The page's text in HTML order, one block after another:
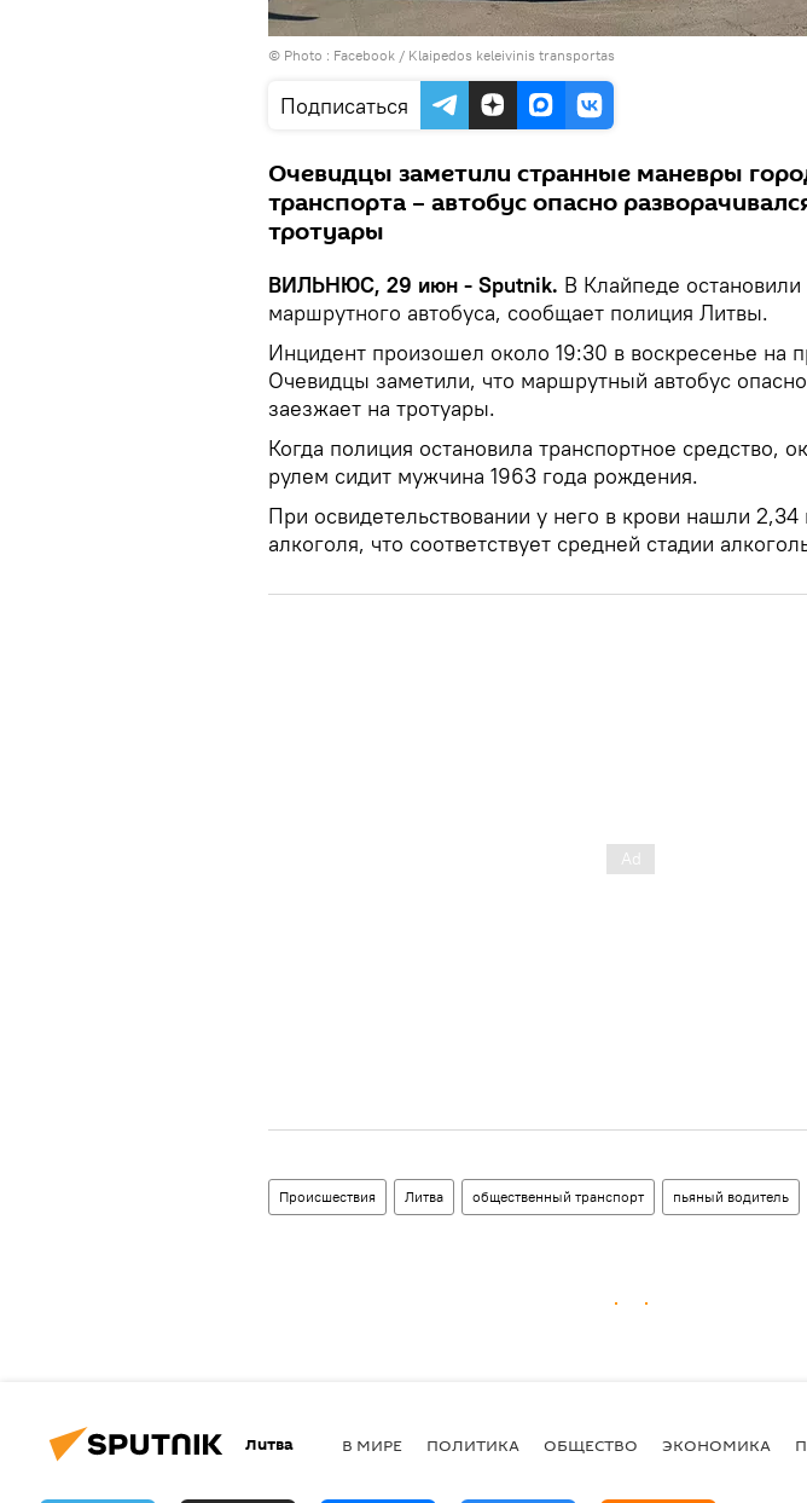
© Photo : Facebook / Klaipedos keleivinis transportas
Подписаться
Очевидцы заметили странные маневры
транспорта – автобус опасно
тротуары
ВИЛЬНЮС, 29 июн - Sputnik. В Клайпеде остановили
маршрутного автобуса, сообщает полиция Литвы.
Инцидент произошел около 19:30 в воскресенье на
Очевидцы заметили, что маршрутный автобус
заезжает на тротуары.
Когда полиция остановила транспортное средство,
рулем сидит мужчина 1963 года рождения.
При освидетельствовании у него в крови нашли
алкоголя, что соответствует средней стадии
Происшествия Литва общественный транспорт пьяный водитель
Литва В МИРЕ ПОЛИТИКА ОБЩЕСТВО ЭКОНОМИКА